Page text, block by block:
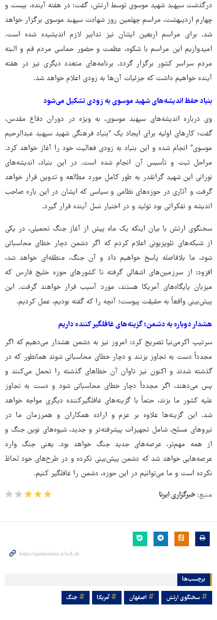
درگذشت سپهبد شهید موسوی توسط ارتش، گفت: در هفته آینده، بیست و
چهارم اردیبهشت، مراسم چهلمین روز شهادت سپهبد موسوی برگزار خواهد
شد. برای مراسم اربعین ایشان نیز تدابیر لازم اندیشیده شده است.
امیدواریم این مراسم با شکوه، عظمت و حضور حماسی مردم قم و البته
مردم سراسر کشور برگزار گردد. برنامه‌های متعدد دیگری نیز در هفته
آینده خواهیم داشت که جزئیات آن‌ها به زودی اعلام خواهد شد.
بنیاد حفظ اندیشه‌های شهید موسوی به زودی تشکیل می‌شود
وی درباره اندیشه‌های سپهبد موسوی، به ویژه در دوران دفاع مقدس،
گفت: کارهای اولیه برای ایجاد یک “بنیاد فرهنگی شهید سپهبد عبدالرحیم
موسوی” انجام شده و این بنیاد به زودی فعالیت خود را آغاز خواهد کرد.
مراحل ثبت و تأسیس آن انجام شده است. در این بنیاد، اندیشه‌های
نورانی این شهید گرانقدر به طور کامل مورد مطالعه و تدوین قرار خواهد
گرفت و آثاری در حوزه‌های نظامی و سیاسی که ایشان در این باره صاحب
اندیشه و تفکراتی بود تولید و در اختیار نسل آینده قرار گیرد.
سخنگوی ارتش با بیان اینکه یک ماه پیش از آغاز جنگ تحمیلی، در یکی
از شبکه‌های تلویزیونی اعلام کردم که اگر دشمن دچار خطای محاسباتی
شود، ما بلافاصله پاسخ خواهیم داد و آن جنگ، منطقه‌ای خواهد شد،
افزود: از سرزمین‌های اشغالی گرفته تا کشورهای حوزه خلیج فارس که
میزبان پایگاه‌های آمریکا هستند، مورد آسیب قرار خواهند گرفت. این
پیش‌بینی واقعاً به حقیقت پیوست؛ آنچه را که گفته بودیم، عمل کردیم.
هشدار دوباره به دشمن؛ گزینه‌های غافلگیر کننده داریم
سرتیپ اکرمی‌نیا تصریح کرد: امروز نیز به دشمن هشدار می‌دهیم که اگر
مجدداً دست به تجاوز بزنند و دچار خطای محاسباتی شوند همانطور که در
گذشته شدند و اکنون نیز تاوان آن خطاهای گذشته را تحمل می‌کنند و
پس می‌دهند، اگر مجدداً دچار خطای محاسباتی شود و دست به تجاوز
علیه کشور ما بزند، حتماً با گزینه‌های غافلگیرکننده دیگری مواجه خواهد
شد. این گزینه‌ها علاوه بر عزم و اراده همکاران و همرزمان ما در
نیروهای مسلح، شامل تجهیزات پیشرفته‌تر و جدید، شیوه‌های نوین جنگ و
از همه مهم‌تر، عرصه‌های جدید جنگ خواهد بود. یعنی جنگ وارد
عرصه‌هایی خواهد شد که دشمن پیش‌بینی نکرده و در طرح‌های خود لحاظ
نکرده است و ما می‌توانیم در این حوزه، دشمن را غافلگیر کنیم.
منبع: خبرگزاری ایرنا
برچسب‌ها
سخنگوی ارتش اصفهان آمریکا جنگ